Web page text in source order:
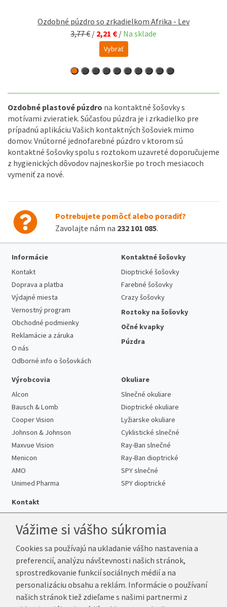
Ozdobné púzdro so zrkadielkom Afrika - Lev
3,77 € / 2,21 € / Na sklade
Vybrať
Ozdobné plastové púzdro na kontaktné šošovky s
motívami zvieratiek. Súčasťou púzdra je i zrkadielko pre
prípadnú aplikáciu Vašich kontaktných šošoviek mimo
domov. Vnútorné jednofarebné púzdro v ktorom sú
kontaktné šošovky spolu s roztokom uzavreté doporučujeme
z hygienických dôvodov najneskoršie po troch mesiacoch
vymeniť za nové.
Potrebujete pomôcť alebo poradiť?
Zavolajte nám na 232 101 085.
Informácie
Kontakt
Doprava a platba
Výdajné miesta
Vernostný program
Obchodné podmienky
Reklamácie a záruka
O nás
Odborné info o šošovkách
Kontaktné šošovky
Dioptrické šošovky
Farebné šošovky
Crazy šošovky
Roztoky na šošovky
Očné kvapky
Púzdra
Výrobcovia
Alcon
Bausch & Lomb
Cooper Vision
Johnson & Johnson
Maxvue Vision
Menicon
AMO
Unimed Pharma
Okuliare
Slnečné okuliare
Dioptrické okuliare
Lyžiarske okuliare
Cyklistické slnečné
Ray-Ban slnečné
Ray-Ban dioptrické
SPY slnečné
SPY dioptrické
Kontakt
Telefón:+421 222 205 863
E-mail:info@k-sosovky.sk
Reklamačná adresa
Andrea Votavová
Vážime si vášho súkromia
Cookies sa používajú na ukladanie vášho nastavenia a
preferencií, analýzu návštevnosti našich stránok,
sprostredkovanie funkcií sociálnych médií a na
personalizáciu obsahu a reklám. Informácie o používaní
našich stránok tiež zdieľame s našimi partnermi z